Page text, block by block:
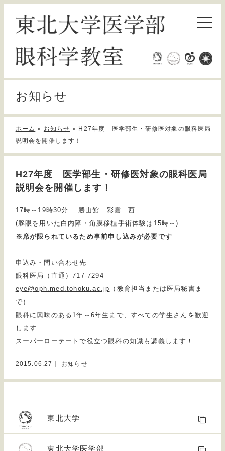
お知らせ
ホーム » お知らせ » H27年度 医学部生・研修医対象の眼科医局
説明会を開催します！
H27年度 医学部生・研修医対象の眼科医局
説明会を開催します！
17時～19時30分 勝山館 彩雲 西
(豚眼を用いた白内障・角膜移植手術体験は15時～)
※席が限られているため事前申し込みが必要です
申込み・問い合わせ先
眼科医局（直通）717-7294
eye@oph.med.tohoku.ac.jp （教育担当または医局秘書ま
で）
眼科に興味のある1年～6年生まで、すべての学生さんを歓迎
します
スーパーローテートで役立つ眼科の知識も講義します！
2015.06.27｜ お知らせ
東北大学
東北大学医学部